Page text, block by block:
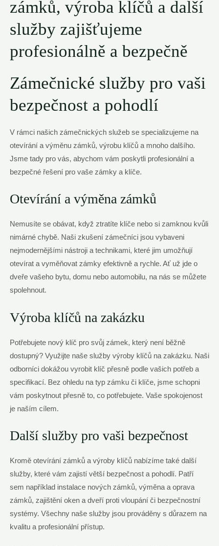
zámků, výroba klíčů a další
služby zajišťujeme
profesionálně a bezpečně
Zámečnické služby pro vaši
bezpečnost a pohodlí
V rámci‍ našich zámečnických služeb se specializujeme na
otevírání a ⁢výměnu zámků, výrobu klíčů a mnoho dalšího.
Jsme ⁤tady ‌pro vás, abychom vám⁢ poskytli⁤ profesionální a
bezpečné řešení pro vaše zámky a klíče.
Otevírání a výměna zámků
Nemusíte ⁤se‌ obávat, když ztratíte klíče nebo si zamknou kvůli⁢
nimárné chybě. Naši zkušení zámečníci jsou vybaveni
nejmodernějšími nástroji a technikami, které jim ‍umožňují
otevírat a vyměňovat zámky efektivně a rychle. ⁤Ať už jde o
dveře vašeho ⁣bytu, domu nebo automobilu, ​na nás se můžete
spolehnout.
Výroba klíčů ​na​ zakázku
Potřebujete nový⁢ klíč pro svůj zámek, který není⁢ běžně
dostupný? Využijte naše služby výroby klíčů na zakázku. Naši
odborníci dokážou vyrobit klíč přesně podle vašich potřeb a
specifikací. Bez ohledu na typ zámku či ‍klíče, jsme schopni
⁤vám poskytnout přesně to, co potřebujete. Vaše ⁢spokojenost
je naším cílem.
Další služby pro ​vaši bezpečnost
Kromě otevírání zámků a výroby⁣ klíčů nabízíme také další
služby, které vám zajistí větší bezpečnost a pohodlí.‌ Patří
sem například instalace nových zámků, výměna‍ a oprava
zámků, ​zajištění oken a​ dveří ⁤proti vloupání či bezpečnostní​
systémy. Všechny naše služby jsou prováděny ‌s důrazem ‍na
kvalitu a profesionální‌ přístup.